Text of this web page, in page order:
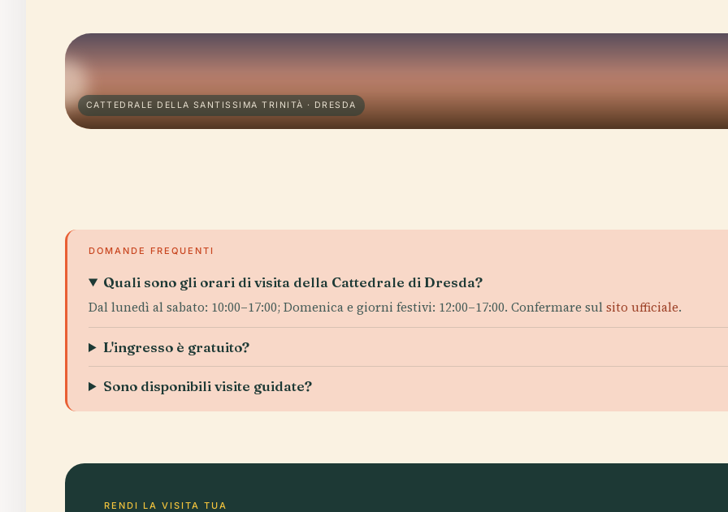
CATTEDRALE DELLA SANTISSIMA TRINITÀ · DRESDA
DOMANDE FREQUENTI
Quali sono gli orari di visita della Cattedrale di Dresda?
Dal lunedì al sabato: 10:00–17:00; Domenica e giorni festivi: 12:00–17:00. Confermare sulsito ufficiale.
L'ingresso è gratuito?
Sono disponibili visite guidate?
RENDI LA VISITA TUA